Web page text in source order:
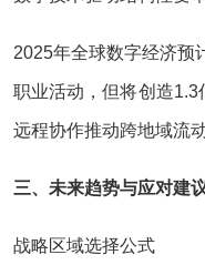
2025年全球数字经济预
职业活动，但将创造‌1.3
远程协作推动跨地域流动‌
三、未来趋势与应对建
战略区域选择公式‌